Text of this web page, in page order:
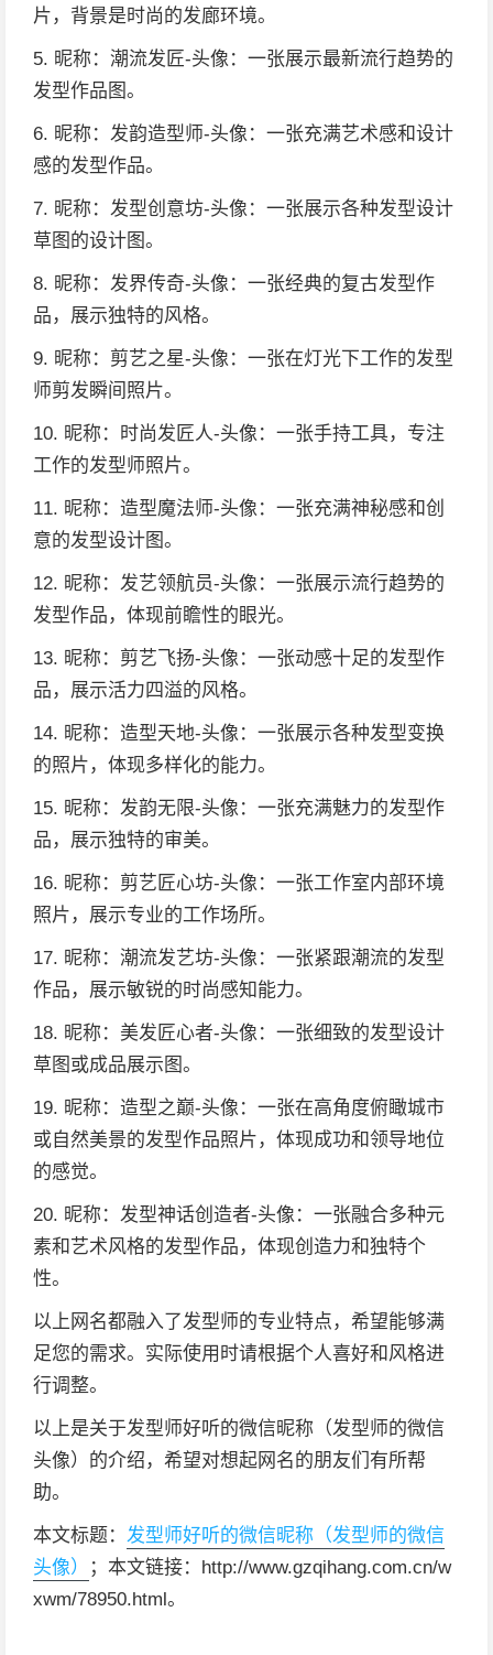
片，背景是时尚的发廊环境。
5. 昵称：潮流发匠-头像：一张展示最新流行趋势的
发型作品图。
6. 昵称：发韵造型师-头像：一张充满艺术感和设计
感的发型作品。
7. 昵称：发型创意坊-头像：一张展示各种发型设计
草图的设计图。
8. 昵称：发界传奇-头像：一张经典的复古发型作
品，展示独特的风格。
9. 昵称：剪艺之星-头像：一张在灯光下工作的发型
师剪发瞬间照片。
10. 昵称：时尚发匠人-头像：一张手持工具，专注
工作的发型师照片。
11. 昵称：造型魔法师-头像：一张充满神秘感和创
意的发型设计图。
12. 昵称：发艺领航员-头像：一张展示流行趋势的
发型作品，体现前瞻性的眼光。
13. 昵称：剪艺飞扬-头像：一张动感十足的发型作
品，展示活力四溢的风格。
14. 昵称：造型天地-头像：一张展示各种发型变换
的照片，体现多样化的能力。
15. 昵称：发韵无限-头像：一张充满魅力的发型作
品，展示独特的审美。
16. 昵称：剪艺匠心坊-头像：一张工作室内部环境
照片，展示专业的工作场所。
17. 昵称：潮流发艺坊-头像：一张紧跟潮流的发型
作品，展示敏锐的时尚感知能力。
18. 昵称：美发匠心者-头像：一张细致的发型设计
草图或成品展示图。
19. 昵称：造型之巅-头像：一张在高角度俯瞰城市
或自然美景的发型作品照片，体现成功和领导地位
的感觉。
20. 昵称：发型神话创造者-头像：一张融合多种元
素和艺术风格的发型作品，体现创造力和独特个
性。
以上网名都融入了发型师的专业特点，希望能够满
足您的需求。实际使用时请根据个人喜好和风格进
行调整。
以上是关于发型师好听的微信昵称（发型师的微信
头像）的介绍，希望对想起网名的朋友们有所帮
助。
本文标题： 发型师好听的微信昵称（发型师的微信
头像）
；本文链接：http://www.gzqihang.com.cn/w
xwm/78950.html。